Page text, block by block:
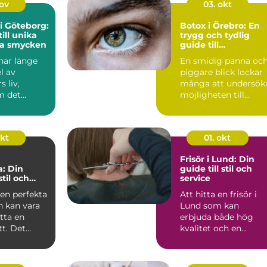
Göteborg:
unika
smycken
länge
av
liv,
det
03. okt
Botox i Örebro: En
trygg och tydlig
guide till
g
En smidig panna
piggare blick lockar
många att
möjligheten till
Din
och
perfekta
kan vara
en
Det
01. okt
Frisör i Lund: Din
guide till stil och
service
Att hitta en frisör i
Lund som kan
erbjuda både hög
kvalitet och en